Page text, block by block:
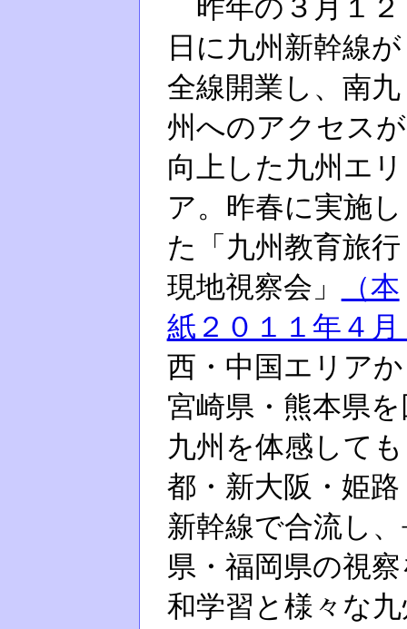
昨年の３月１２
日に九州新幹線が
全線開業し、南九
州へのアクセスが
向上した九州エリ
ア。昨春に実施し
た「九州教育旅行
現地視察会」
（本
紙２０１１年４
西・中国エリア
宮崎県・熊本県
九州を体感して
都・新大阪・姫
新幹線で合流し
県・福岡県の視
和学習と様々な